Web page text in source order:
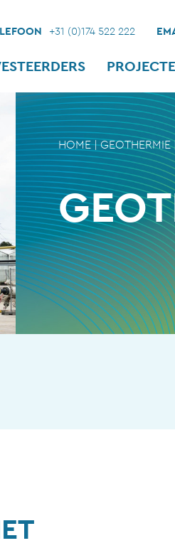
+31 (0)174 522 222
HOME|GEOTHERMIE